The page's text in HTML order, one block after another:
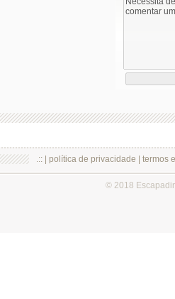
.:: | política de privacidade termos
© 2018